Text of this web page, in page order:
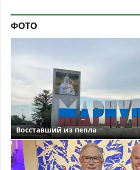
ФОТО
Восставший из пепла